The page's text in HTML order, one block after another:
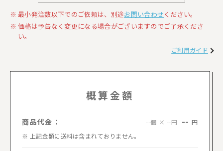
最小発注数以下でのご依頼は、別途お問い合わせください。
価格は予告なく変更になる場合がございますのでご了承くださ
い。
ご利用ガイド
概算金額
商品代金： --個 × --円 -- 円
上記金額に送料は含まれておりません。